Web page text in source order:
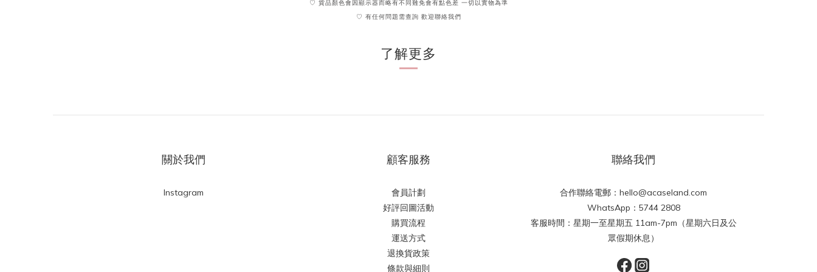
♡ 貨品顏色會因顯示器而略有不同難免會有點色差 一切以實物為準
♡ 有任何問題需查詢 歡迎聯絡我們
了解更多
關於我們
Instagram
顧客服務
會員計劃
好評回圖活動
購買流程
運送方式
退換貨政策
條款與細則
聯絡我們
合作聯絡電郵：hello@acaseland.com
WhatsApp：5744 2808
客服時間：星期一至星期五 11am-7pm（星期六日及公
眾假期休息）